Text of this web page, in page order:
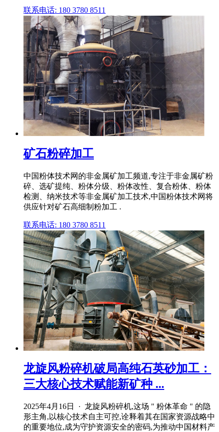
联系电话: 180 3780 8511
矿石粉碎加工
中国粉体技术网的非金属矿加工频道,专注于非金属矿粉
碎、选矿提纯、粉体分级、粉体改性、复合粉体、粉体
检测、纳米技术等非金属矿加工技术,中国粉体技术网将
供应针对矿石高细制粉加工 .
联系电话: 180 3780 8511
龙旋风粉碎机破局高纯石英砂加工：
三大核心技术赋能新矿种 ...
2025年4月16日 · 龙旋风粉碎机,这场 " 粉体革命 " 的隐
形主角,以核心技术自主可控,诠释着其在国家资源战略中
的重要地位,成为守护资源安全的密码,为推动中国材料产